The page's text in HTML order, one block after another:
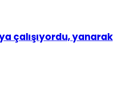
çalışıyordu, yanarak